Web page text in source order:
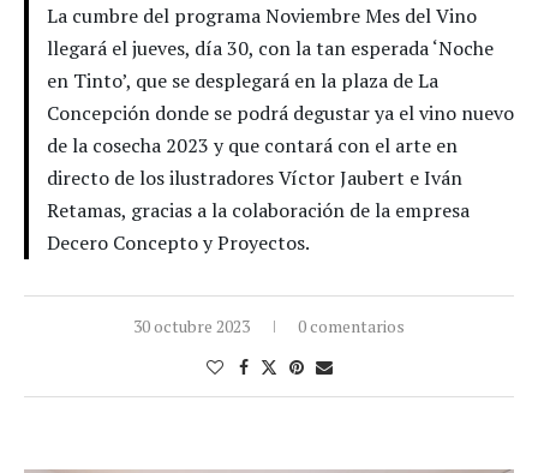
La cumbre del programa Noviembre Mes del Vino
llegará el jueves, día 30, con la tan esperada ‘Noche
en Tinto’, que se desplegará en la plaza de La
Concepción donde se podrá degustar ya el vino nuevo
de la cosecha 2023 y que contará con el arte en
directo de los ilustradores Víctor Jaubert e Iván
Retamas, gracias a la colaboración de la empresa
Decero Concepto y Proyectos.
30 octubre 2023 0 comentarios